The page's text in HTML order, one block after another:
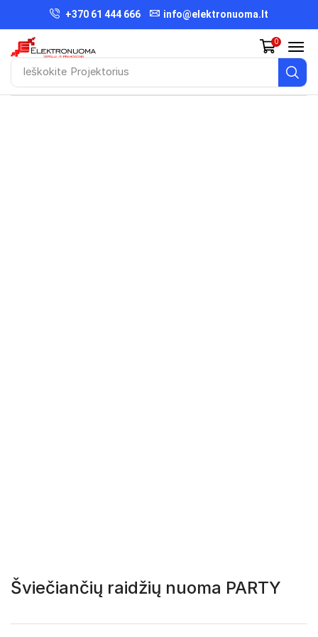
+370 61 444 666 info@elektronuoma.lt
Ieškokite Projektorius
0
Šviečiančių raidžių nuoma PARTY